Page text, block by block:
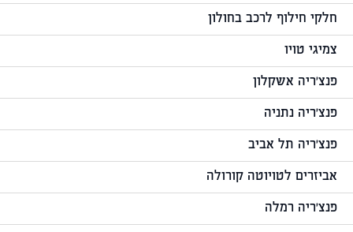
חלקי חילוף לרכב בחולון
צמיגי טויו
פנצ'ריה אשקלון
פנצ'ריה נתניה
פנצ'ריה תל אביב
אביזרים לטויוטה קורולה
פנצ'ריה רמלה